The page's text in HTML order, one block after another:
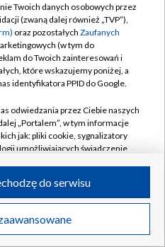
TVP
zgody
S.A. w likwidacji
Twoich danych osobowych przez
(zwaną dalej również „TVP”),
oraz pozostałych Zaufanych
(w tym do
do Twoich zainteresowań i
które wskazujemy poniżej, a
identyfikatora PPID do Google.
odwiedzania przez Ciebie naszych
„Portalem”, w tym informacje
jak: pliki cookie, sygnalizatory
umożliwiających świadczenie
odwiedzania przez Ciebie
takie jak adresy IP, identyfikatory
do serwisu